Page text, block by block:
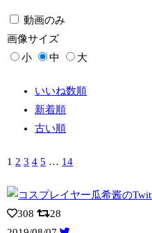
動画のみ
画像サイズ
小
中 大
いいね数順
新着順
古い順
1 2 3 4 5 … 14
308
28